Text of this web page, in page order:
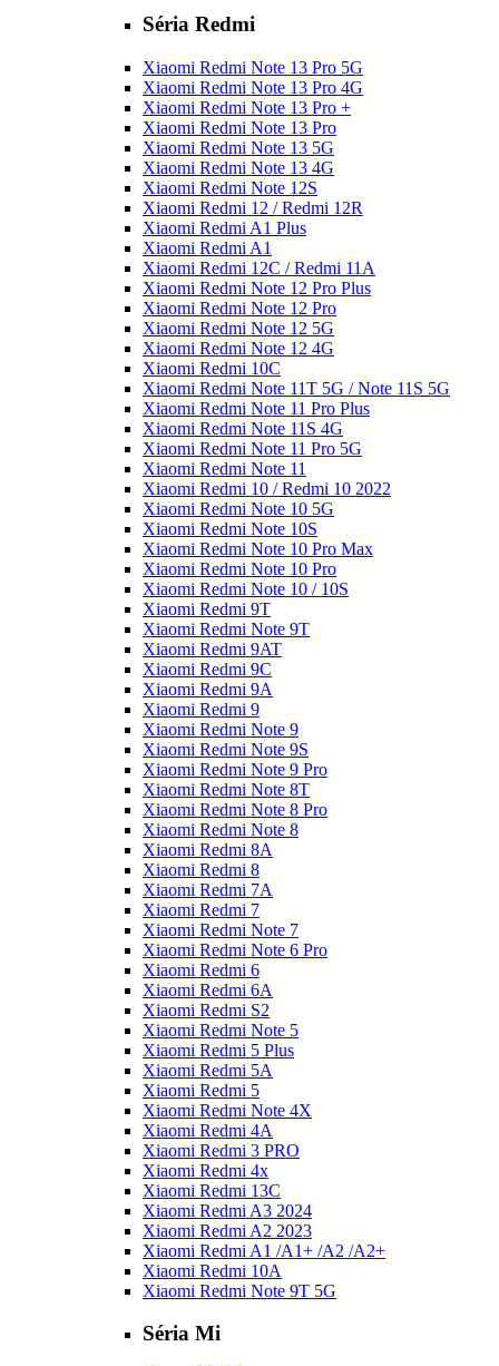
Séria Redmi
Xiaomi Redmi Note 13 Pro 5G
Xiaomi Redmi Note 13 Pro 4G
Xiaomi Redmi Note 13 Pro +
Xiaomi Redmi Note 13 Pro
Xiaomi Redmi Note 13 5G
Xiaomi Redmi Note 13 4G
Xiaomi Redmi Note 12S
Xiaomi Redmi 12 / Redmi 12R
Xiaomi Redmi A1 Plus
Xiaomi Redmi A1
Xiaomi Redmi 12C / Redmi 11A
Xiaomi Redmi Note 12 Pro Plus
Xiaomi Redmi Note 12 Pro
Xiaomi Redmi Note 12 5G
Xiaomi Redmi Note 12 4G
Xiaomi Redmi 10C
Xiaomi Redmi Note 11T 5G / Note 11S 5G
Xiaomi Redmi Note 11 Pro Plus
Xiaomi Redmi Note 11S 4G
Xiaomi Redmi Note 11 Pro 5G
Xiaomi Redmi Note 11
Xiaomi Redmi 10 / Redmi 10 2022
Xiaomi Redmi Note 10 5G
Xiaomi Redmi Note 10S
Xiaomi Redmi Note 10 Pro Max
Xiaomi Redmi Note 10 Pro
Xiaomi Redmi Note 10 / 10S
Xiaomi Redmi 9T
Xiaomi Redmi Note 9T
Xiaomi Redmi 9AT
Xiaomi Redmi 9C
Xiaomi Redmi 9A
Xiaomi Redmi 9
Xiaomi Redmi Note 9
Xiaomi Redmi Note 9S
Xiaomi Redmi Note 9 Pro
Xiaomi Redmi Note 8T
Xiaomi Redmi Note 8 Pro
Xiaomi Redmi Note 8
Xiaomi Redmi 8A
Xiaomi Redmi 8
Xiaomi Redmi 7A
Xiaomi Redmi 7
Xiaomi Redmi Note 7
Xiaomi Redmi Note 6 Pro
Xiaomi Redmi 6
Xiaomi Redmi 6A
Xiaomi Redmi S2
Xiaomi Redmi Note 5
Xiaomi Redmi 5 Plus
Xiaomi Redmi 5A
Xiaomi Redmi 5
Xiaomi Redmi Note 4X
Xiaomi Redmi 4A
Xiaomi Redmi 3 PRO
Xiaomi Redmi 4x
Xiaomi Redmi 13C
Xiaomi Redmi A3 2024
Xiaomi Redmi A2 2023
Xiaomi Redmi A1 /A1+ /A2 /A2+
Xiaomi Redmi 10A
Xiaomi Redmi Note 9T 5G
Séria Mi